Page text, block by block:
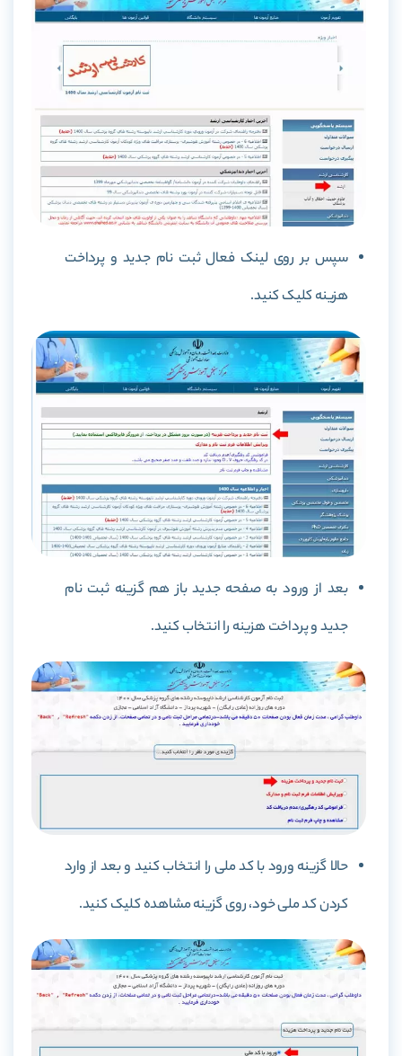
سپس بر روی لینک فعال ثبت نام جدید و پرداخت
هزینه کلیک کنید.
بعد از ورود به صفحه جدید باز هم گزینه ثبت نام
جدید و پرداخت هزینه را انتخاب کنید.
حالا گزینه ورود با کد ملی را انتخاب کنید و بعد از وارد
کردن کد ملی خود، روی گزینه مشاهده کلیک کنید.